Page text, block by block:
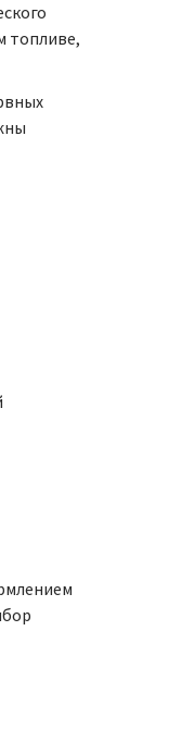
топливе,